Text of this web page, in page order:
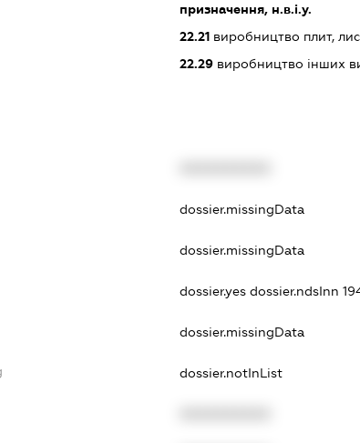
призначення, н.в.і.у.
22.21виробництво плит,
22.29виробництво інших
dossier.missingData
dossier.missingData
dossier.yes dossier.ndsInn
dossier.missingData
dossier.notInList